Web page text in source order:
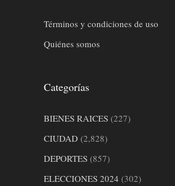
Términos y condiciones de uso
Quiénes somos
Categorías
BIENES RAICES (227)
CIUDAD (2,828)
DEPORTES (857)
ELECCIONES 2024 (302)